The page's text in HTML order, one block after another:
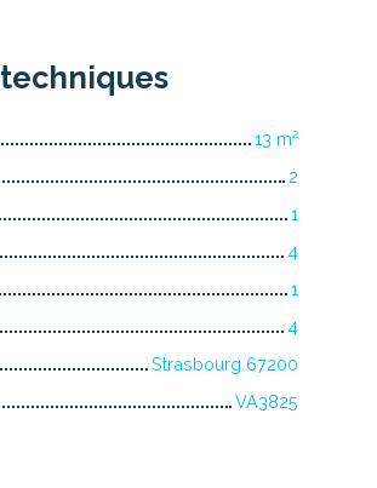
techniques
13 m²
2
1
4
1
4
Strasbourg 67200
VA3825